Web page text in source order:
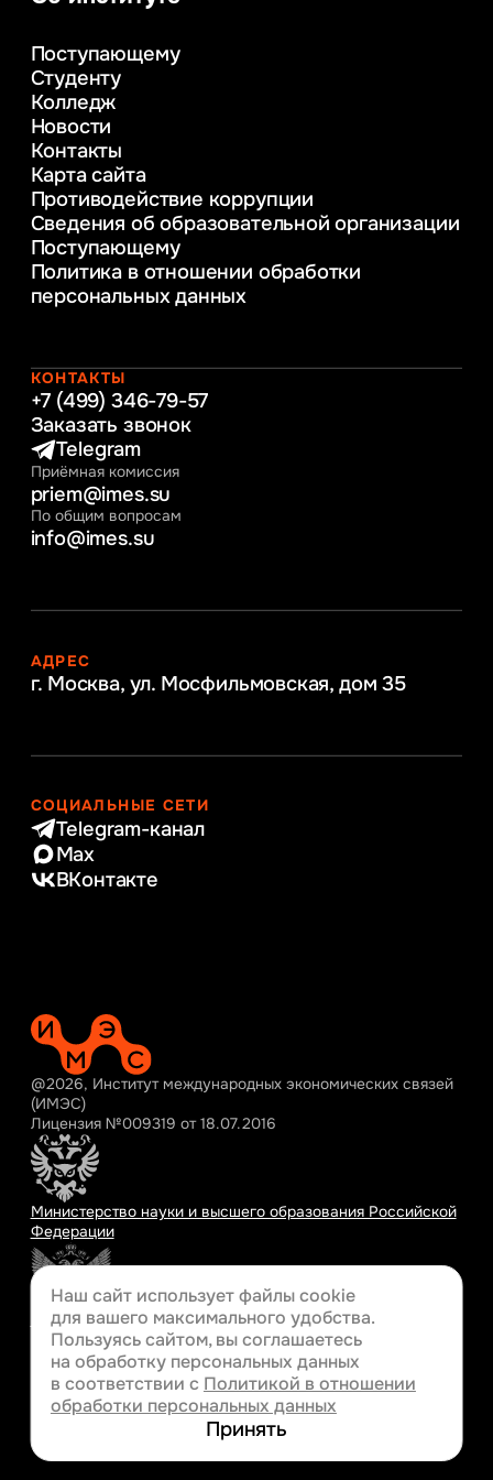
Управление в сфере коммерческой
Психолого-педагогическое
консультирование и медиация
в образовании
Веб-дизайн
Управление инновационным развитием
предприятия
Уголовное право
Информационные технологии в бизнесе
Информационное и программное
обеспечение бизнес процессов
Управление человеческими ресурсами
Интернет-маркетинг
Поступающему
Студенту
Колледж
Новости
Контакты
Карта сайта
Противодействие коррупции
Сведения об образовательной организации
Поступающему
Политика в отношении обработки
персональных данных
КОНТАКТЫ
+7 (499) 346-79-57
Заказать звонок
Telegram
Приёмная комиссия
priem@imes.su
По общим вопросам
info@imes.su
АДРЕС
г. Москва, ул. Мосфильмовская, дом 35
СОЦИАЛЬНЫЕ СЕТИ
Telegram-канал
Max
ВКонтакте
@2026, Институт международных экономических связей
(ИМЭС)
Лицензия №009319 от 18.07.2016
Министерство науки и высшего образования Российской
Федерации
Министерство просвещения Российской Федерации
Разработка сайта
Наш сайт использует файлы cookie
для вашего максимального удобства.
Пользуясь сайтом, вы соглашаетесь
на обработку персональных данных
в соответствии с Политикой в отношении
обработки персональных данных
Принять